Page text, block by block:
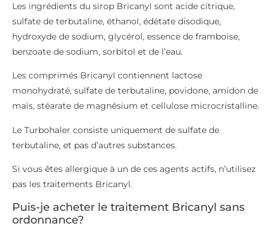
Les ingrédients du sirop Bricanyl sont acide citrique,
sulfate de terbutaline, éthanol, édétate disodique,
hydroxyde de sodium, glycérol, essence de framboise,
benzoate de sodium, sorbitol et de l’eau.
Les comprimés Bricanyl contiennent lactose
monohydraté, sulfate de terbutaline, povidone, amidon de
maïs, stéarate de magnésium et cellulose microcristalline.
Le Turbohaler consiste uniquement de sulfate de
terbutaline, et pas d’autres substances.
Si vous êtes allergique à un de ces agents actifs, n’utilisez
pas les traitements Bricanyl.
Puis-je acheter le traitement Bricanyl sans
ordonnance?